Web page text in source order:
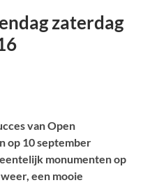
zaterdag
van Open
op 10 september
monumenten op
een mooie